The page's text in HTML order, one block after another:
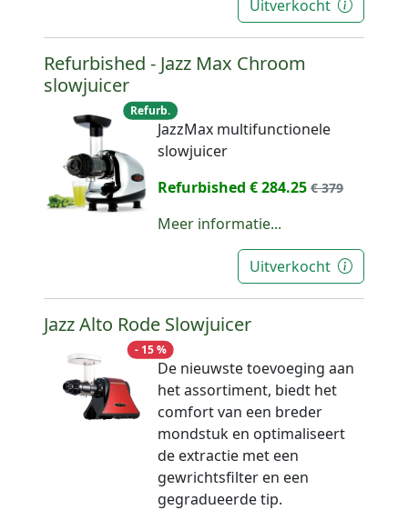
Uitverkocht
Refurbished - Jazz Max Chroom
slowjuicer
Refurb.
JazzMax multifunctionele
slowjuicer
Refurbished € 284.25€ 379
Meer informatie...
Uitverkocht
Jazz Alto Rode Slowjuicer
- 15 %
De nieuwste toevoeging aan
het assortiment, biedt het
comfort van een breder
mondstuk en optimaliseert
de extractie met een
gewrichtsfilter en een
gegradueerde tip.